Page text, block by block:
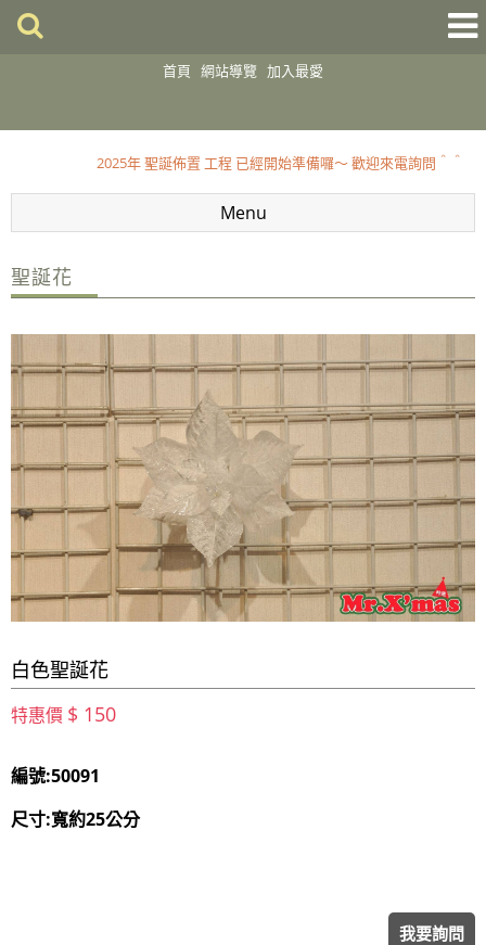
首頁 網站導覽 加入最愛
2025 聖誕佈置開跑囉～～歡迎到店選購
2025年 聖誕佈置 工程 已經開始準備囉～ 歡迎來電詢問＾＾
2025 聖誕佈置開跑囉～～歡迎到店選購
2025年 聖誕佈置 工程 已經開始準備囉～ 歡迎來電詢問＾＾
Menu
聖誕花
白色聖誕花
特惠價 $ 150
編號:50091
尺寸:寬約25公分
我要詢問